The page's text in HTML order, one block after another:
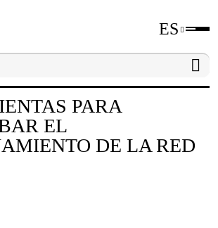
ES
Herramientas para
PARA
EL
DE LA RED